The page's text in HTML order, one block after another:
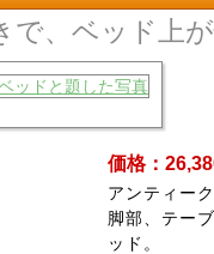
で、ベッド上
価格：
アンティー
脚部、テー
ッド。